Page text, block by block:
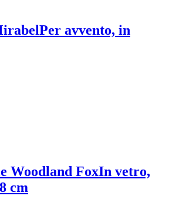
Per avvento, in
Woodland FoxIn vetro,
cm